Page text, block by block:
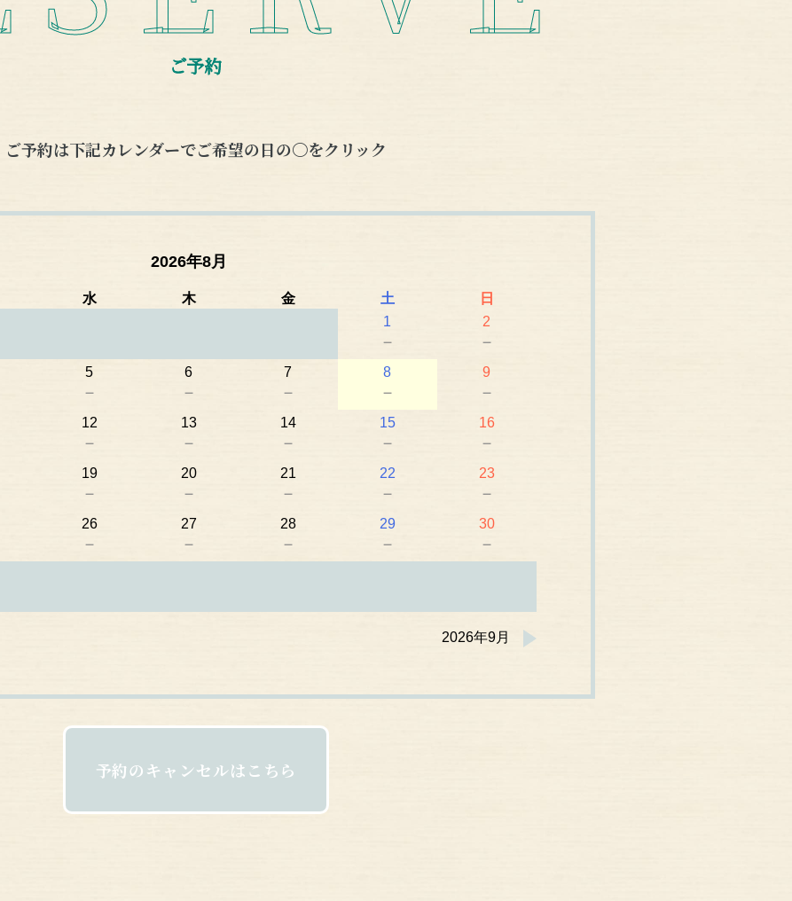
ご予約
ご予約は下記カレンダーでご希望の日の〇をクリック
2026年8月
水 木 金 土
日
1
－
2
－
5
－
6
－
7
－
8
－
9
－
12
－
13
－
14
－
15
－
16
－
19
－
20
－
21
－
22
－
23
－
26
－
27
－
28
－
29
－
30
－
2026年9月
予約のキャンセルはこちら